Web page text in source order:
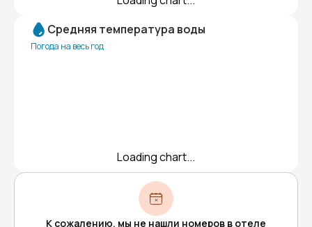
Средняя температура воды
Погода на весь год
Loading chart...
К сожалению, мы не нашли номеров в отеле